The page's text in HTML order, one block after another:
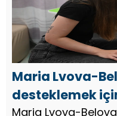
Maria Lvova-
desteklemek
Maria Lvova-